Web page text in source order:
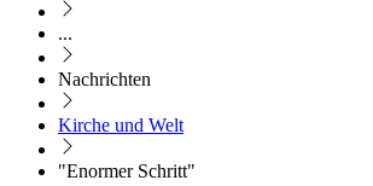
...
Nachrichten
Kirche und Welt
"Enormer Schritt"